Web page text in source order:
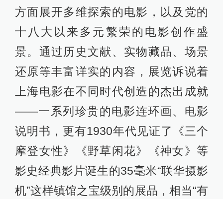
方面展开多维探索的电影，以及党的
十八大以来多元繁荣的电影创作盛
景。通过历史文献、实物藏品、场景
还原等丰富详实的内容，展览诉说着
上海电影在不同时代创造的杰出成就
——一系列珍贵的电影连环画、电影
说明书，更有1930年代见证了《三个
摩登女性》《野草闲花》《神女》等
影史经典影片诞生的35毫米“联华摄影
机”这样镇馆之宝级别的展品，相当“有